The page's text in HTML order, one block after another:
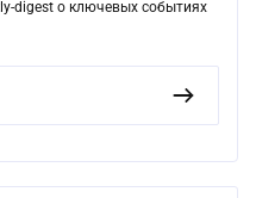
digest о ключевых событиях